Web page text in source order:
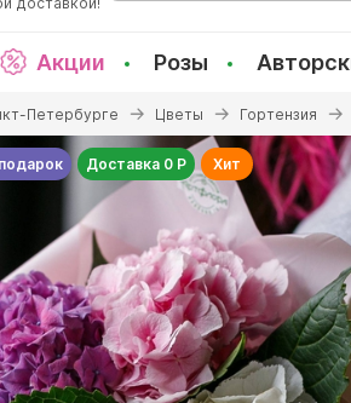
Акции Розы
Петербурге Цветы Гортензия
Доставка 0 Р Хит